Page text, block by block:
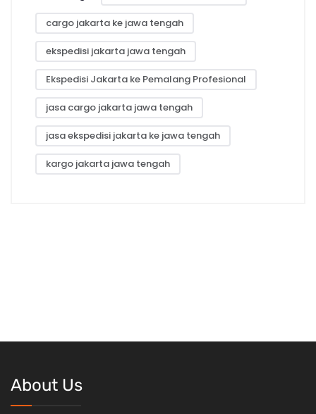
cargo jakarta ke jawa tengah
ekspedisi jakarta jawa tengah
Ekspedisi Jakarta ke Pemalang Profesional
jasa cargo jakarta jawa tengah
jasa ekspedisi jakarta ke jawa tengah
kargo jakarta jawa tengah
About Us